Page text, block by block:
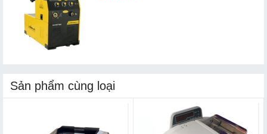
Sản phẩm cùng loại